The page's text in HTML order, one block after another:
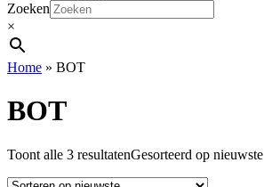
Zoeken
×
Home » BOT
BOT
Toont alle 3 resultatenGesorteerd op nieuwste